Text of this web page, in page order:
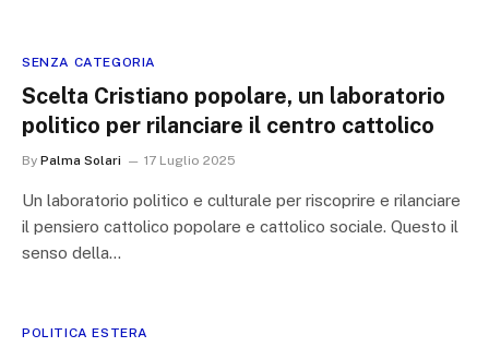
SENZA CATEGORIA
Scelta Cristiano popolare, un laboratorio
politico per rilanciare il centro cattolico
By Palma Solari 17 Luglio 2025
Un laboratorio politico e culturale per riscoprire e rilanciare
il pensiero cattolico popolare e cattolico sociale. Questo il
senso della…
POLITICA ESTERA